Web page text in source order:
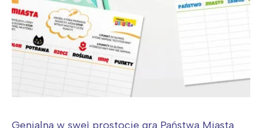
Genialna w swej prostocie gra Państwa Miasta